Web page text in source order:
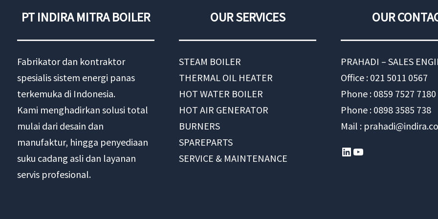
PT INDIRA MITRA BOILER
Fabrikator dan kontraktor
spesialis sistem energi panas
terkemuka di Indonesia.
Kami menghadirkan solusi total
mulai dari desain dan
manufaktur, hingga penyediaan
suku cadang asli dan layanan
servis profesional.
OUR SERVICES
STEAM BOILER
THERMAL OIL HEATER
HOT WATER BOILER
HOT AIR GENERATOR
BURNERS
SPAREPARTS
SERVICE & MAINTENANCE
OUR
PRAHADI – SALES
Office : 021 5011 0567
Phone : 0859 7527 7180
Phone : 0898 3585 738
Mail :
LinkedIn YouTube